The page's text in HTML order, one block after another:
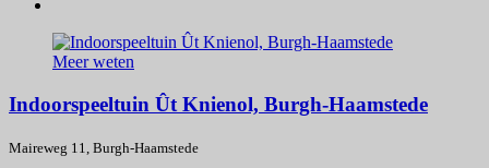
Meer weten
Indoorspeeltuin Ût Knienol, Burgh-Haamstede
Maireweg 11, Burgh-Haamstede